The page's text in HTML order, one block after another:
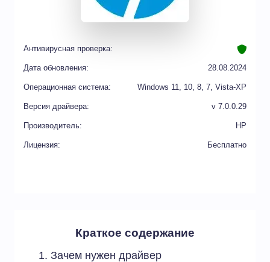
Антивирусная проверка:
Дата обновления: 28.08.2024
Операционная система: Windows 11, 10, 8, 7, Vista-XP
Версия драйвера: v 7.0.0.29
Производитель: HP
Лицензия: Бесплатно
Краткое содержание
Зачем нужен драйвер